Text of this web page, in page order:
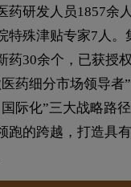
药研发人员1857余
特殊津贴专家7人。
药30余个，已获授权
药细分市场领导者
际化”三大战略路
跑的跨越，打造具